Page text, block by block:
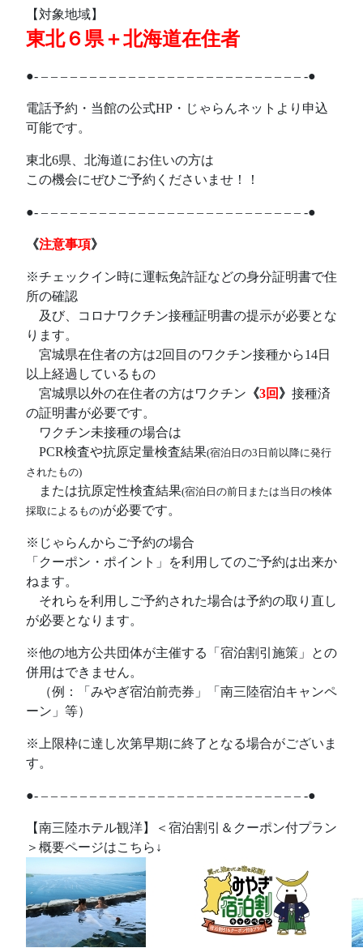
【対象地域】
東北６県＋北海道在住者
●- – – – – – – – – – – – – – – – – – – – – – – – – – – – -●
電話予約・当館の公式HP・じゃらんネットより申込
可能です。
東北6県、北海道にお住いの方は
この機会にぜひご予約くださいませ！！
●- – – – – – – – – – – – – – – – – – – – – – – – – – – – -●
《注意事項》
※チェックイン時に運転免許証などの身分証明書で住
所の確認
及び、コロナワクチン接種証明書の提示が必要とな
ります。
宮城県在住者の方は2回目のワクチン接種から14日
以上経過しているもの
宮城県以外の在住者の方はワクチン 《3回 》 接種済
の証明書が必要です。
ワクチン未接種の場合は
PCR検査や抗原定量検査結果(宿泊日の3日前以降に発行
されたもの)
または抗原定性検査結果(宿泊日の前日または当日の検体
採取によるもの)が必要です。
※じゃらんからご予約の場合
「クーポン・ポイント」を利用してのご予約は出来か
ねます。
それらを利用しご予約された場合は予約の取り直し
が必要となります。
※他の地方公共団体が主催する「宿泊割引施策」との
併用はできません。
（例：「みやぎ宿泊前売券」「南三陸宿泊キャンペ
ーン」等）
※上限枠に達し次第早期に終了となる場合がございま
す。
●- – – – – – – – – – – – – – – – – – – – – – – – – – – – -●
【南三陸ホテル観洋】＜宿泊割引＆クーポン付プラン
＞概要ページはこちら↓